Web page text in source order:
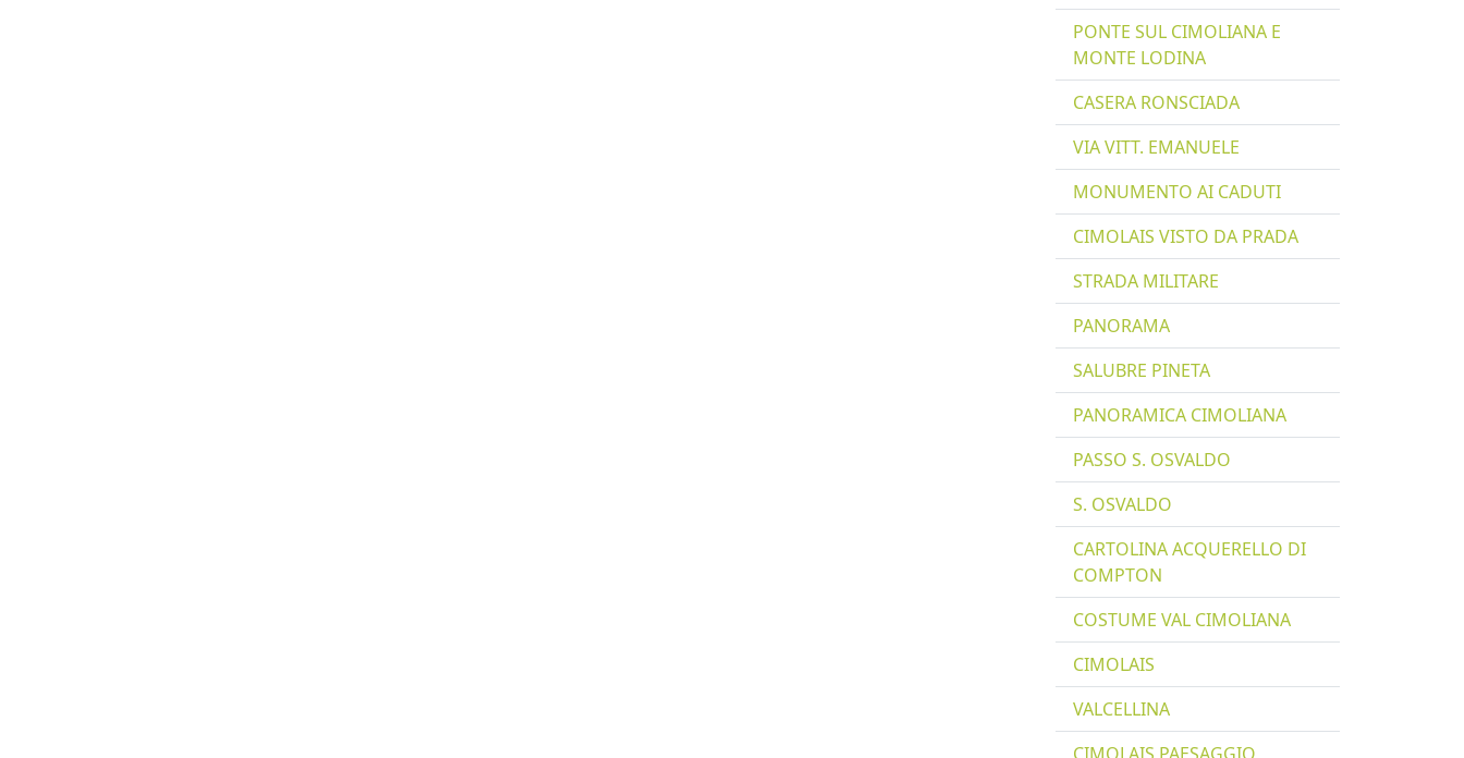
PONTE SUL CIMOLIANA E
MONTE LODINA
CASERA RONSCIADA
VIA VITT. EMANUELE
MONUMENTO AI CADUTI
CIMOLAIS VISTO DA PRADA
STRADA MILITARE
PANORAMA
SALUBRE PINETA
PANORAMICA CIMOLIANA
PASSO S. OSVALDO
S. OSVALDO
CARTOLINA ACQUERELLO DI
COMPTON
COSTUME VAL CIMOLIANA
CIMOLAIS
VALCELLINA